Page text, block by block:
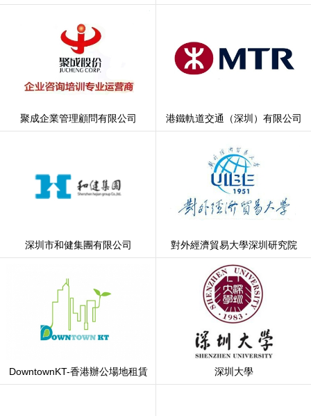
聚成企業管理顧問有限公司 港鐵軌道交通（深圳）有限公司
深圳市和健集團有限公司 對外經濟貿易大學深圳研究院
DowntownKT-香港辦公場地租賃 深圳大學